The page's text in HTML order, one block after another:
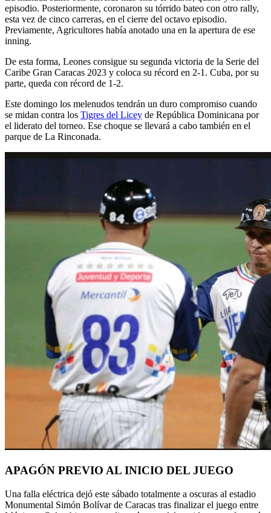
episodio. Posteriormente, coronaron su tórrido bateo con otro rally,
esta vez de cinco carreras, en el cierre del octavo episodio.
Previamente, Agricultores había anotado una en la apertura de ese
inning.
De esta forma, Leones consigue su segunda victoria de la Serie del
Caribe Gran Caracas 2023 y coloca su récord en 2-1. Cuba, por su
parte, queda con récord de 1-2.
Este domingo los melenudos tendrán un duro compromiso cuando
se midan contra los Tigres del Licey de República Dominicana por
el liderato del torneo. Ese choque se llevará a cabo también en el
parque de La Rinconada.
APAGÓN PREVIO AL INICIO DEL JUEGO
Una falla eléctrica dejó este sábado totalmente a oscuras al estadio
Monumental Simón Bolívar de Caracas tras finalizar el juego entre